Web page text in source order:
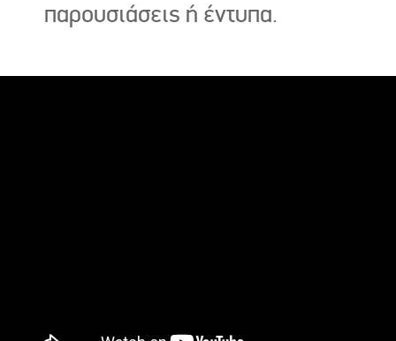
παρουσιάσεις ή έντυπα.